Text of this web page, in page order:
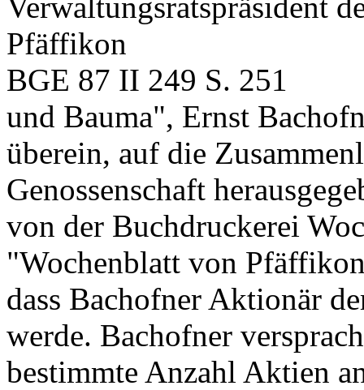
Pfäffikon
BGE 87 II 249 S. 251
und Bauma", Ernst
überein, auf die
Genossenschaft
von der Buchdruckerei
"Wochenblatt von
dass Bachofner Aktionär
werde. Bachofner
bestimmte Anzahl Aktien